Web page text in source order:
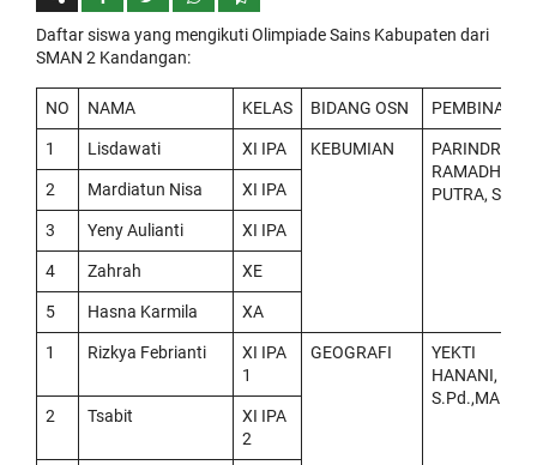
Daftar siswa yang mengikuti Olimpiade Sains Kabupaten dari
SMAN 2 Kandangan:
NO NAMA KELAS BIDANG OSN PEMBINA
1 Lisdawati XI IPA KEBUMIAN
PARINDRA
RAMADHAN
PUTRA, S.Pd
2 Mardiatun Nisa XI IPA
3 Yeny Aulianti XI IPA
4 Zahrah XE
5 Hasna Karmila XA
1 Rizkya Febrianti
XI IPA
1
GEOGRAFI
YEKTI
HANANI,
S.Pd.,MA
2
Tsabit
XI IPA
2